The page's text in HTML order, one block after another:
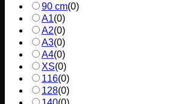
90 cm(0)
A1(0)
A2(0)
A3(0)
A4(0)
XS(0)
116(0)
128(0)